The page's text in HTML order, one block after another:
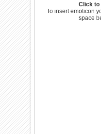
Click to
To insert emoticon
space